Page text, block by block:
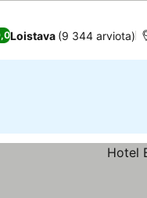
Loistava (9 344 arviota)